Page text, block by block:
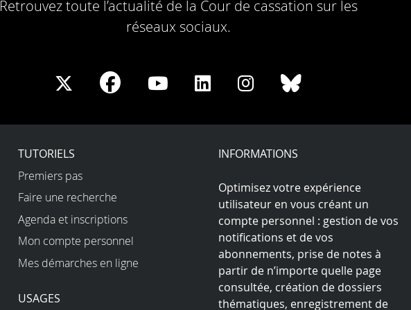
Retrouvez toute l’actualité de la Cour de cassation sur les
réseaux sociaux.
Share
X
Share
Facebook
Share
Youtube
Share
LinkedIn
Share
Instagram
Share
Bluesky
TUTORIELS
Premiers pas
Faire une recherche
Agenda et inscriptions
Mon compte personnel
Mes démarches en ligne
USAGES
INFORMATIONS
Optimisez votre expérience
utilisateur en vous créant un
compte personnel : gestion de vos
notifications et de vos
abonnements, prise de notes à
partir de n’importe quelle page
consultée, création de dossiers
thématiques, enregistrement de